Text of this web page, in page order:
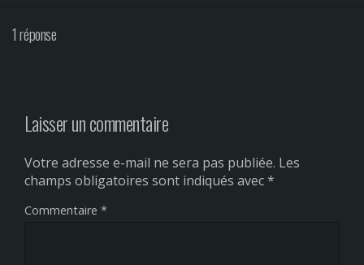
1 réponse
Laisser un commentaire
Votre adresse e-mail ne sera pas publiée. Les
champs obligatoires sont indiqués avec*
Commentaire *